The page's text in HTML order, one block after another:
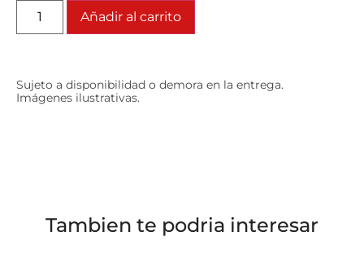
Añadir al carrito
Sujeto a disponibilidad o demora en la entrega.
Imágenes ilustrativas.
Tambien te podria interesar